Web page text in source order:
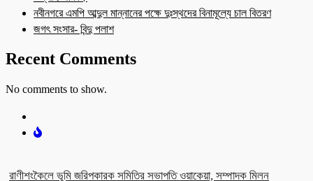
নবীনগরে এমপি আব্দুল মান্নানের পক্ষে দুঃস্থদের বিনামূল্যে চাল বিতরণ
জগৎ সংসার- বিন্দু পলাশ
Recent Comments
No comments to show.
রাণীশংকৈলে ভূমি জরিপকারক সমিতির সভাপতি ওয়াকেয়া, সম্পাদক মিলন